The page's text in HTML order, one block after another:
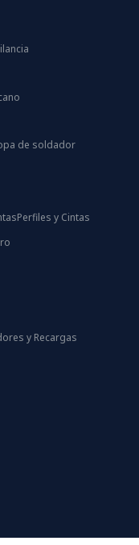
de soldador
Perfiles y Cintas
y Recargas